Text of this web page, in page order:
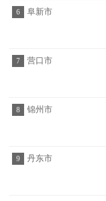
6 阜新市
7 营口市
8 锦州市
9 丹东市